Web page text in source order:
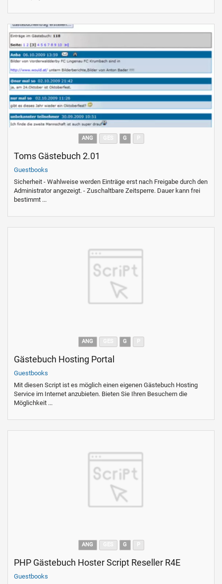
ANG G
Toms Gästebuch 2.01
Guestbooks
Sicherheit - Wahlweise werden Einträge erst nach Freigabe durch den
Administrator angezeigt. - Zuschaltbare Zeitsperre. Dauer kann frei
bestimmt ...
ANG G
Gästebuch Hosting Portal
Guestbooks
Mit diesen Script ist es möglich einen eigenen Gästebuch Hosting
Service im Internet anzubieten. Bieten Sie Ihren Besuchern die
Möglichkeit ...
ANG G
PHP Gästebuch Hoster Script Reseller R4E
Guestbooks